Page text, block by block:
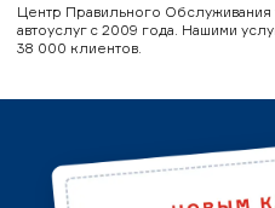
Центр Правильного
автоуслуг с 2009 года. Нашими
38 000 клиентов.